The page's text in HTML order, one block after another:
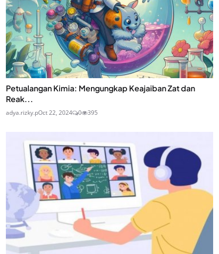
Petualangan Kimia: Mengungkap Keajaiban Zat dan
Reak...
adya.rizky.pOct 22, 2024 0 395